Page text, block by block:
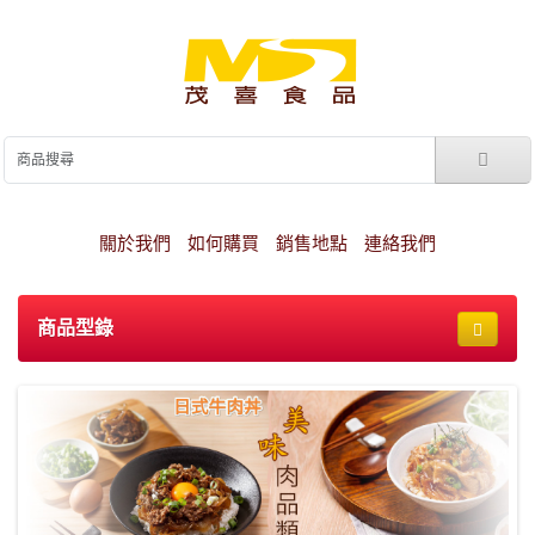
關於我們 如何購買 銷售地點 連絡我們
商品型錄